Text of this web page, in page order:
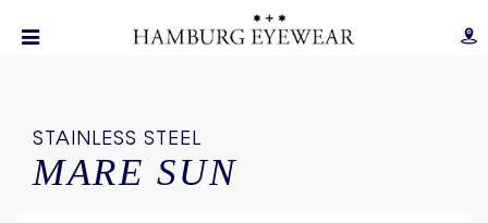
STAINLESS STEEL
MARE SUN